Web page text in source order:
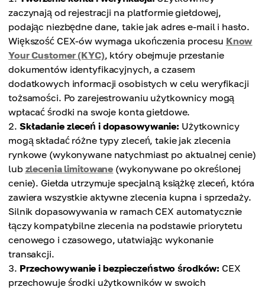
zaczynają od rejestracji na platformie giełdowej,
podając niezbędne dane, takie jak adres e-mail i hasło.
Większość CEX-ów wymaga ukończenia procesu Know
Your Customer (KYC), który obejmuje przesłanie
dokumentów identyfikacyjnych, a czasem
dodatkowych informacji osobistych w celu weryfikacji
tożsamości. Po zarejestrowaniu użytkownicy mogą
wpłacać środki na swoje konta giełdowe.
Składanie zleceń i dopasowywanie: Użytkownicy
mogą składać różne typy zleceń, takie jak zlecenia
rynkowe (wykonywane natychmiast po aktualnej cenie)
lub zlecenia limitowane (wykonywane po określonej
cenie). Giełda utrzymuje specjalną książkę zleceń, która
zawiera wszystkie aktywne zlecenia kupna i sprzedaży.
Silnik dopasowywania w ramach CEX automatycznie
łączy kompatybilne zlecenia na podstawie priorytetu
cenowego i czasowego, ułatwiając wykonanie
transakcji.
Przechowywanie i bezpieczeństwo środków: CEX
przechowuje środki użytkowników w swoich